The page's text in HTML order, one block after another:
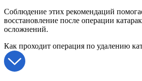
Соблюдение этих рекомендаций
восстановление после операции
осложнений.
Как проходит операция по удалению